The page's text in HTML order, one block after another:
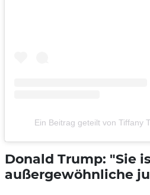
Ein Beitrag geteilt von Tiffany
Donald Trump: "Sie
außergewöhnliche